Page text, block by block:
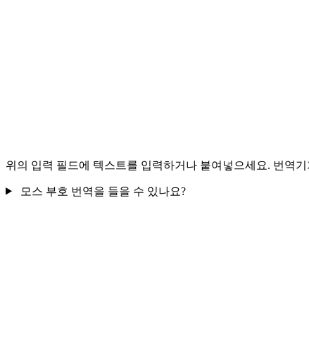
위의 입력 필드에 텍스트를 입력하거나 붙여넣으세요. 번역
모스 부호 번역을 들을 수 있나요?